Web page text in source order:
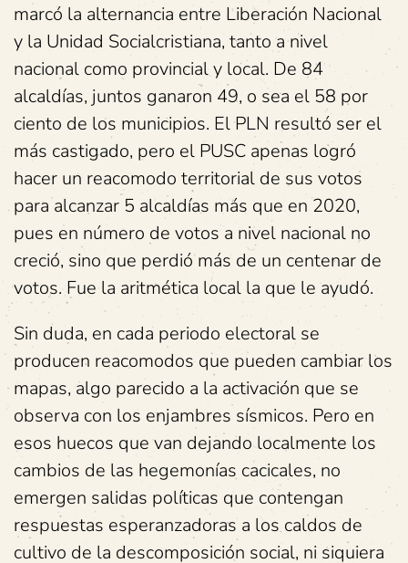
marcó la alternancia entre Liberación Nacional
y la Unidad Socialcristiana, tanto a nivel
nacional como provincial y local. De 84
alcaldías, juntos ganaron 49, o sea el 58 por
ciento de los municipios. El PLN resultó ser el
más castigado, pero el PUSC apenas logró
hacer un reacomodo territorial de sus votos
para alcanzar 5 alcaldías más que en 2020,
pues en número de votos a nivel nacional no
creció, sino que perdió más de un centenar de
votos. Fue la aritmética local la que le ayudó.
Sin duda, en cada periodo electoral se
producen reacomodos que pueden cambiar los
mapas, algo parecido a la activación que se
observa con los enjambres sísmicos. Pero en
esos huecos que van dejando localmente los
cambios de las hegemonías cacicales, no
emergen salidas políticas que contengan
respuestas esperanzadoras a los caldos de
cultivo de la descomposición social, ni siquiera